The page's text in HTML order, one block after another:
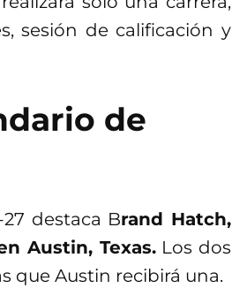
sesión de calificación y
de
destaca Brand Hatch,
Austin, Texas.Los dos
que Austin recibirá una.